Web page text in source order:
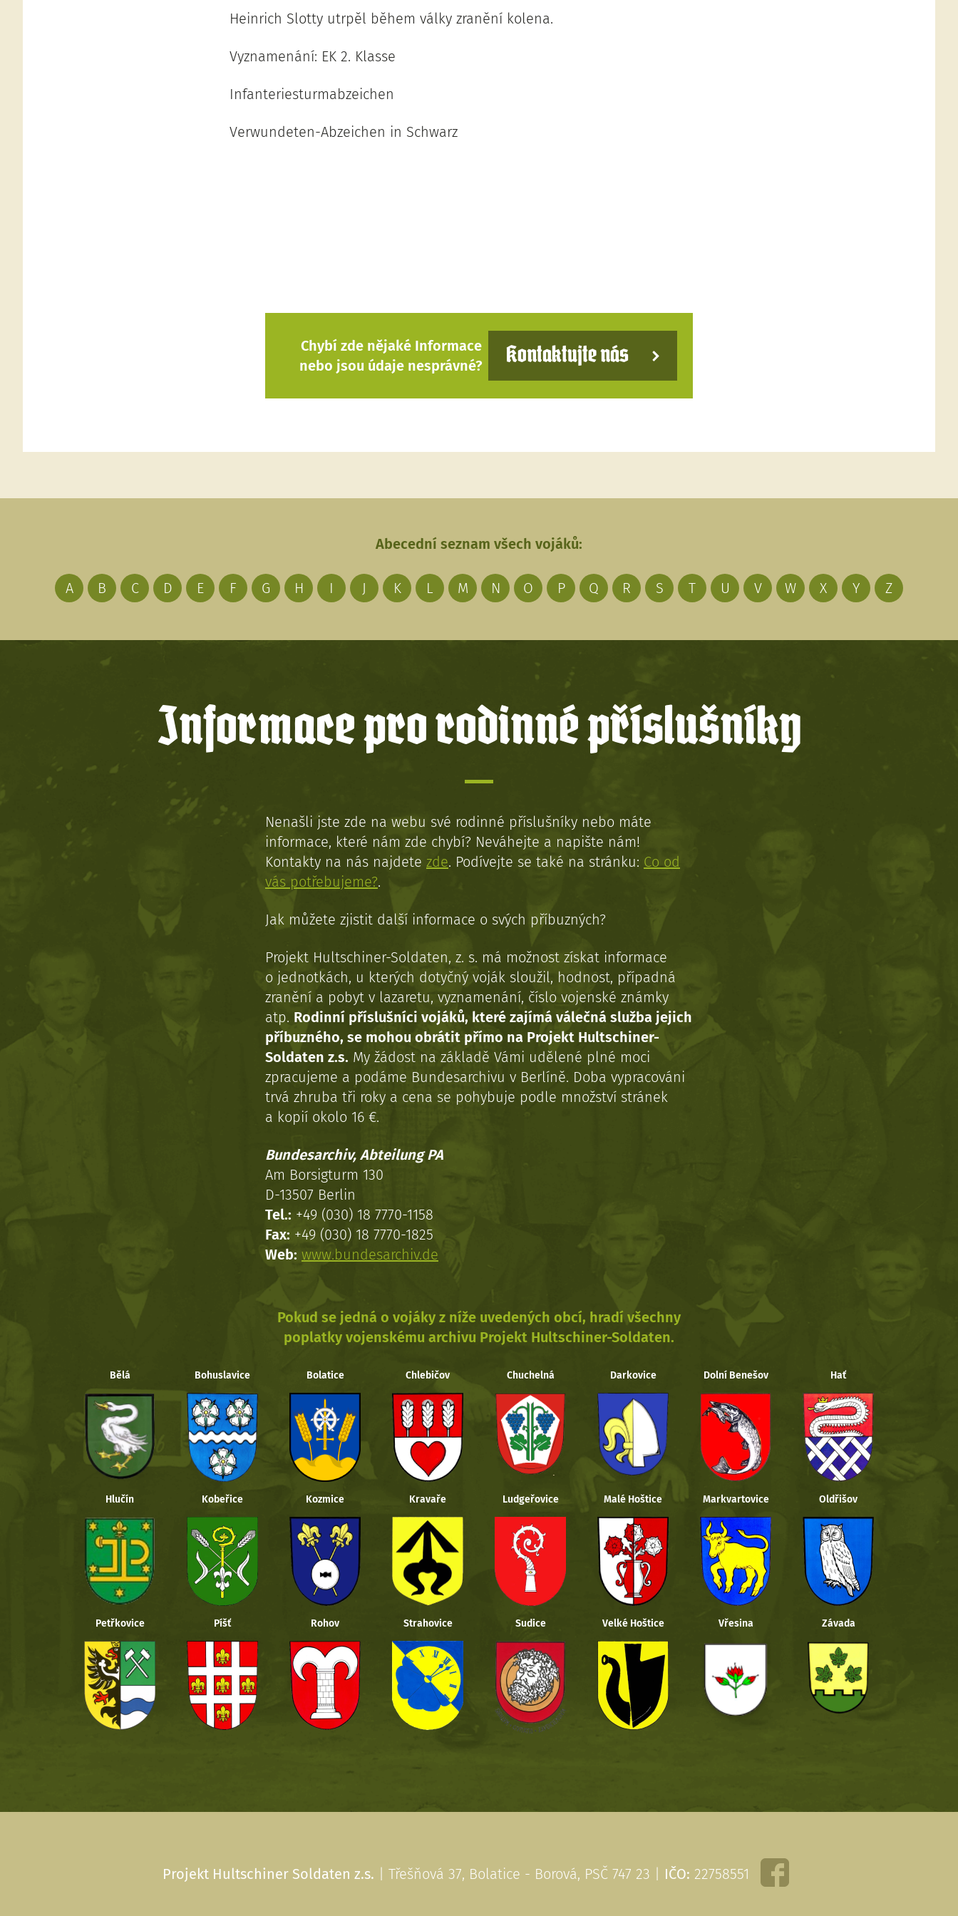
Heinrich Slotty utrpěl během války zranění kolena.
Vyznamenání: EK 2. Klasse
Infanteriesturmabzeichen
Verwundeten-Abzeichen in Schwarz
Chybí zde nějaké Informace
nebo jsou údaje nesprávné?
Kontaktujte nás
Abecední seznam všech vojáků:
A B C D E F G H I J K L M N O P Q R S T U V W X Y Z
Informace pro rodinné příslušníky
Nenašli jste zde na webu své rodinné příslušníky nebo máte
informace, které nám zde chybí? Neváhejte a napište nám!
Kontakty na nás najdete zde. Podívejte se také na stránku: Co od
vás potřebujeme?.
Jak můžete zjistit další informace o svých příbuzných?
Projekt Hultschiner-Soldaten, z. s. má možnost získat informace
o jednotkách, u kterých dotyčný voják sloužil, hodnost, případná
zranění a pobyt v lazaretu, vyznamenání, číslo vojenské známky
atp. Rodinní příslušníci vojáků, které zajímá válečná služba jejich
příbuzného, se mohou obrátit přímo na Projekt Hultschiner-
Soldaten z.s. My žádost na základě Vámi udělené plné moci
zpracujeme a podáme Bundesarchivu v Berlíně. Doba vypracováni
trvá zhruba tři roky a cena se pohybuje podle množství stránek
a kopií okolo 16 €.
Bundesarchiv, Abteilung PA
Am Borsigturm 130
D-13507 Berlin
Tel.: +49 (030) 18 7770-1158
Fax: +49 (030) 18 7770-1825
Web: www.bundesarchiv.de
Pokud se jedná o vojáky z níže uvedených obcí, hradí všechny
poplatky vojenskému archivu Projekt Hultschiner-Soldaten.
Bělá Bohuslavice Bolatice Chlebičov Chuchelná Darkovice Dolní Benešov Hať
Hlučín Kobeřice Kozmice Kravaře Ludgeřovice Malé Hoštice Markvartovice Oldřišov
Petřkovice Píšť Rohov Strahovice Sudice Velké Hoštice Vřesina Závada
Projekt Hultschiner Soldaten z.s. | Třešňová 37, Bolatice - Borová, PSČ 747 23 | IČO: 22758551